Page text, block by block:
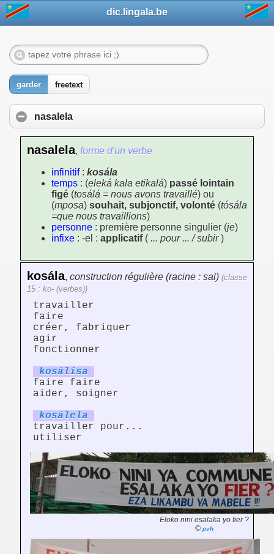
dic.lingala.be
garder freetext
nasalela
nasalela, forme d'un verbe
infinitif: kosála
temps : (eleká kala etikalá) passé lointain
figé (tosálá = nous avons travaillé) ou
(mposa) souhait, subjonctif, volonté (tósála
=que nous travaillions)
personne : première personne singulier (je)
infixe : -el : applicatif ( ... pour ... / subir)
kosála, construction régulière (racine : sal) (classe
15 : ko- (verbes))
travailler
faire
créer, fabriquer
agir
fonctionner
kosálisa
faire faire
aider, soigner
kosálela
travailler pour...
utiliser
Eloko nini esalaka yo fier ?
© pvh